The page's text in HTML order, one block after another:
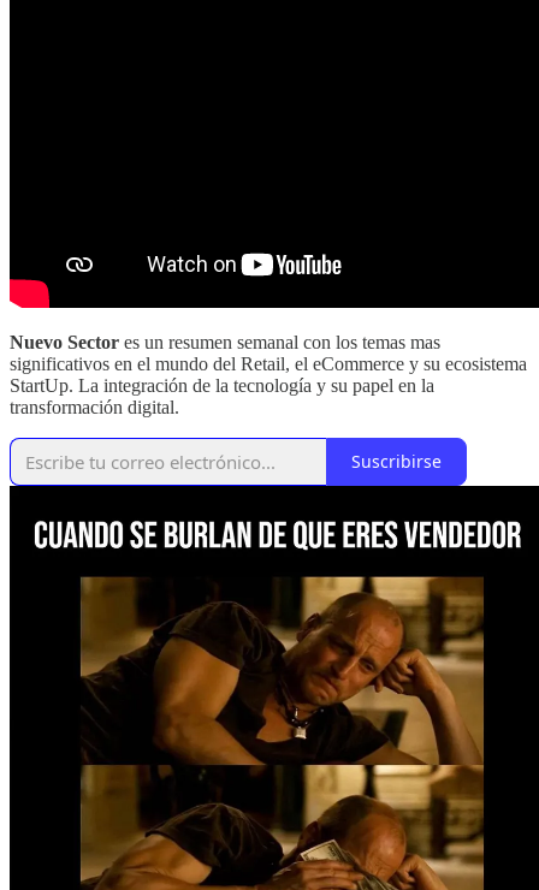
Nuevo Sector es un resumen semanal con los temas mas
significativos en el mundo del Retail, el eCommerce y su ecosistema
StartUp. La integración de la tecnología y su papel en la
transformación digital.
Suscribirse